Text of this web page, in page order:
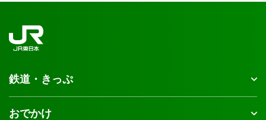
鉄道・きっぷ
おでかけ